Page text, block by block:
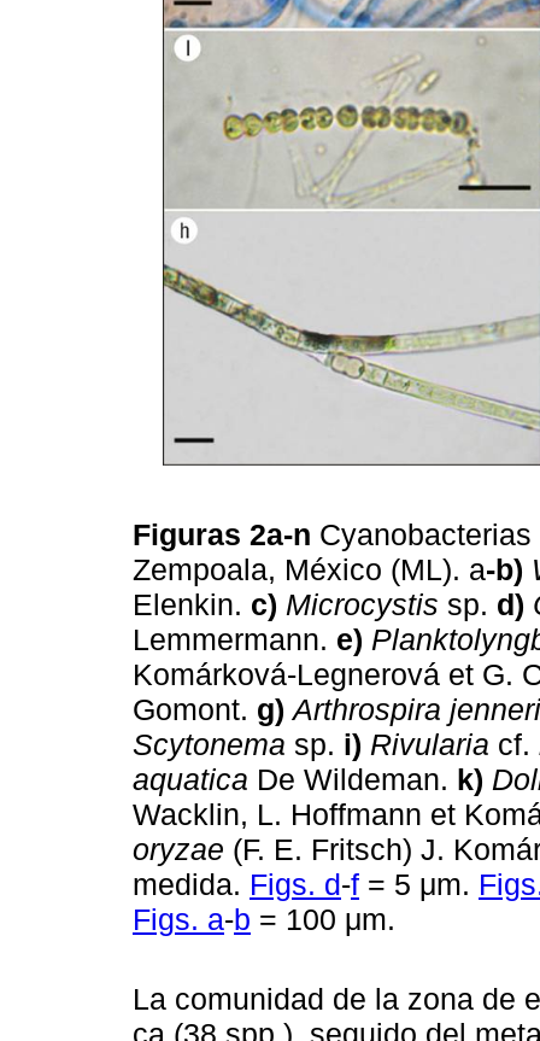
Figuras 2a-n
Zempoala, México (ML). a-b)
Elenkin. c) Microcystis sp. d)
Lemmermann. e)
Komárková-Legnerová et G.
Gomont. g) Arthrospira jenneri
Scytonema sp. i) Rivularia cf.
aquatica De Wildeman. k)
Wacklin, L. Hoffmann et
oryzae (F. E. Fritsch) J.
medida. Figs. d-f = 5 μm.
Figs. a-b = 100 μm.
La comunidad de la zona de
ca (38 spp.), seguido del